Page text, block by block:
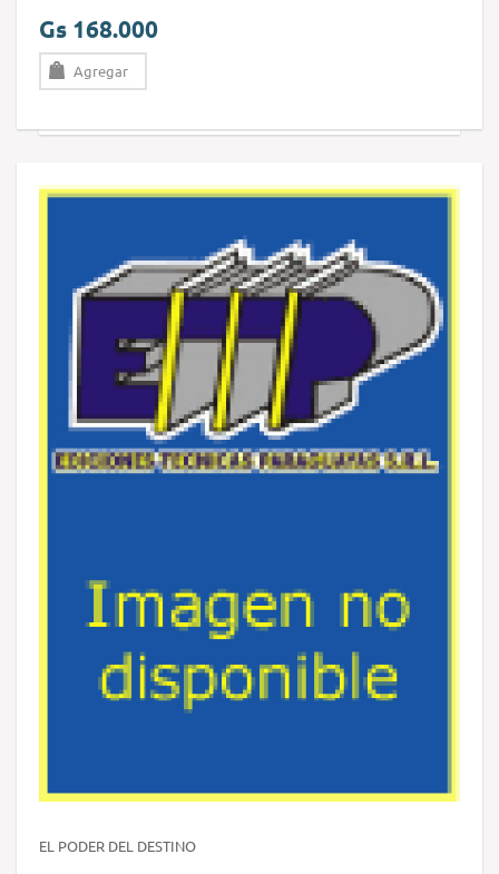
Gs 168.000
Agregar
EL PODER DEL DESTINO